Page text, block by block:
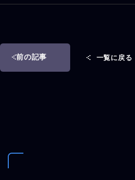
前の記事 一覧に戻る